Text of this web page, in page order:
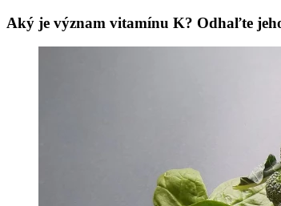
Aký je význam vitamínu K? Odhaľte